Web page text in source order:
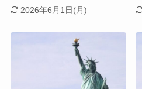
2026年6月1日(月)